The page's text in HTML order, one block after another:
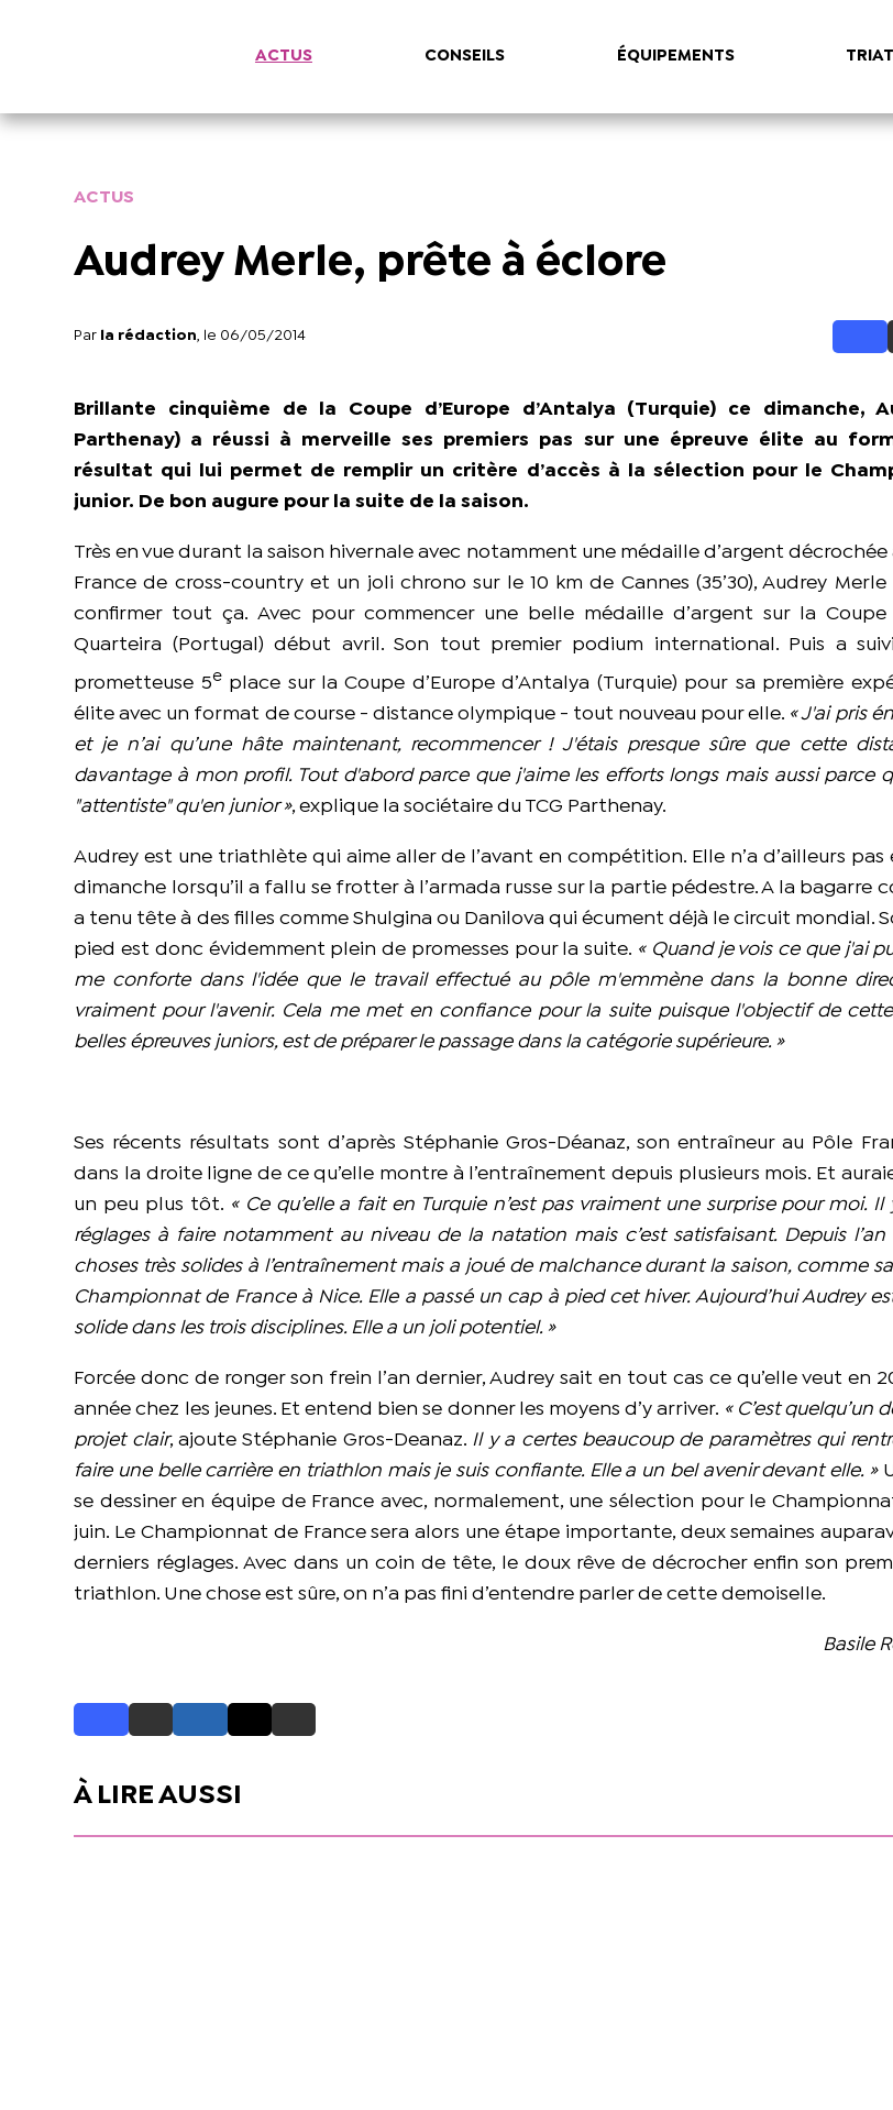
ACTUS CONSEILS ÉQUIPEMENTS
ACTUS
Audrey Merle, prête à éclore
Par la rédaction , le 06/05/2014
Brillante cinquième de la Coupe d’Europe d’Antalya (Turquie) ce dimanche,
Parthenay) a réussi à merveille ses premiers pas sur une épreuve élite au
résultat qui lui permet de remplir un critère d’accès à la sélection pour le
junior. De bon augure pour la suite de la saison.
Très en vue durant la saison hivernale avec notamment une médaille d’argent
France de cross-country et un joli chrono sur le 10 km de Cannes (35’30), Audrey Merle
confirmer tout ça. Avec pour commencer une belle médaille d’argent sur la Coupe
Quarteira (Portugal) début avril. Son tout premier podium international. Puis a
prometteuse 5e place sur la Coupe d’Europe d’Antalya (Turquie) pour sa première
élite avec un format de course - distance olympique - tout nouveau pour elle. « J'ai pris
et je n’ai qu’une hâte maintenant, recommencer ! J'étais presque sûre que cette
davantage à mon profil. Tout d'abord parce que j'aime les efforts longs mais aussi parce
"attentiste" qu'en junior », explique la sociétaire du TCG Parthenay.
Audrey est une triathlète qui aime aller de l’avant en compétition. Elle n’a d’ailleurs pas
dimanche lorsqu’il a fallu se frotter à l’armada russe sur la partie pédestre. A la bagarre
a tenu tête à des filles comme Shulgina ou Danilova qui écument déjà le circuit mondial.
pied est donc évidemment plein de promesses pour la suite. « Quand je vois ce que j'ai
me conforte dans l'idée que le travail effectué au pôle m'emmène dans la bonne
vraiment pour l'avenir. Cela me met en confiance pour la suite puisque l'objectif de
belles épreuves juniors, est de préparer le passage dans la catégorie supérieure. »
Ses récents résultats sont d’après Stéphanie Gros-Déanaz, son entraîneur au Pôle
dans la droite ligne de ce qu’elle montre à l’entraînement depuis plusieurs mois. Et
un peu plus tôt. « Ce qu’elle a fait en Turquie n’est pas vraiment une surprise pour moi.
réglages à faire notamment au niveau de la natation mais c’est satisfaisant. Depuis
choses très solides à l’entraînement mais a joué de malchance durant la saison, comme
Championnat de France à Nice. Elle a passé un cap à pied cet hiver. Aujourd’hui Audrey
solide dans les trois disciplines. Elle a un joli potentiel. »
Forcée donc de ronger son frein l’an dernier, Audrey sait en tout cas ce qu’elle veut en
année chez les jeunes. Et entend bien se donner les moyens d’y arriver. « C’est quelqu’un
projet clair, ajoute Stéphanie Gros-Deanaz. Il y a certes beaucoup de paramètres qui
faire une belle carrière en triathlon mais je suis confiante. Elle a un bel avenir devant elle. »
se dessiner en équipe de France avec, normalement, une sélection pour le
juin. Le Championnat de France sera alors une étape importante, deux semaines
derniers réglages. Avec dans un coin de tête, le doux rêve de décrocher enfin son
triathlon. Une chose est sûre, on n’a pas fini d’entendre parler de cette demoiselle.
Basile
À LIRE AUSSI